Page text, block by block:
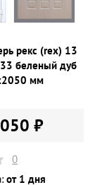
рекс (rex) 13
беленый дуб
мм
₽
0
от 1 дня